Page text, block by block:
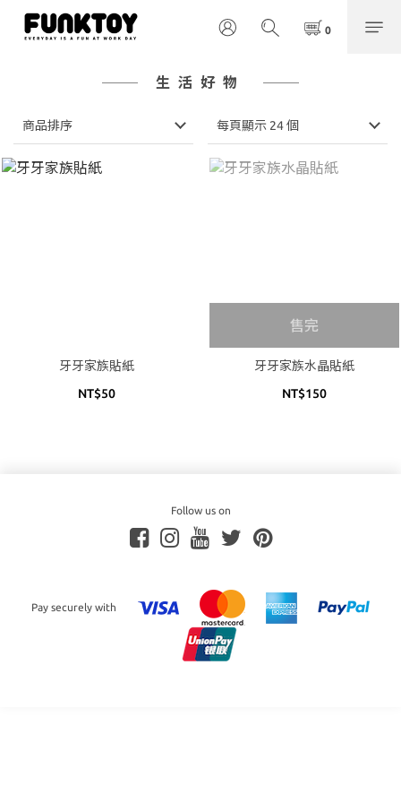
生活好物
商品排序 每頁顯示 24 個
牙牙家族貼紙
NT$50
售完
牙牙家族水晶貼紙
NT$150
Follow us on
Pay securely with